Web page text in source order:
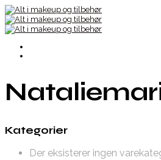
Kategorier
Der eksisterer ingen